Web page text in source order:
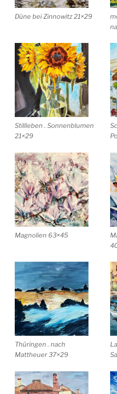
Düne bei Zinnowitz 21×29
Stillleben . Sonnenblumen
21×29
Magnolien 63×45
Thüringen . nach
Mattheuer 37×29